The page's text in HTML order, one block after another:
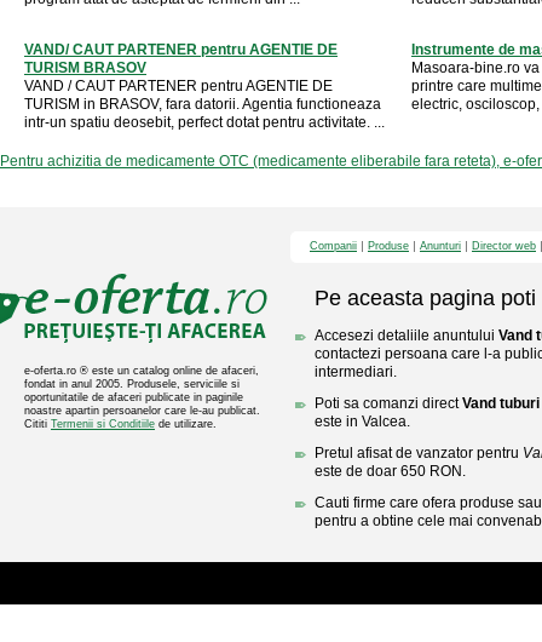
VAND/ CAUT PARTENER pentru AGENTIE DE
TURISM BRASOV
VAND / CAUT PARTENER pentru AGENTIE DE
TURISM in BRASOV, fara datorii. Agentia functioneaza
intr-un spatiu deosebit, perfect dotat pentru activitate. ...
Instrumente de
Masoara-bine.ro
printre care
electric,
Pentru achizitia de medicamente OTC (medicamente eliberabile fara reteta), e-
e-oferta.ro ® este un catalog online de afaceri,
fondat in anul 2005. Produsele, serviciile si
oportunitatile de afaceri publicate in paginile
noastre apartin persoanelor care le-au publicat.
Cititi Termenii si Conditiile de utilizare.
Companii Produse Anunturi Director web
Pe aceasta pagina poti
Accesezi detaliile anuntului Vand
contactezi persoana care l-a
intermediari.
Poti sa comanzi directVand
este in Valcea.
Pretul afisat de vanzator pentru
este de doar 650 RON.
Cauti firme care ofera produse
pentru a obtine cele mai